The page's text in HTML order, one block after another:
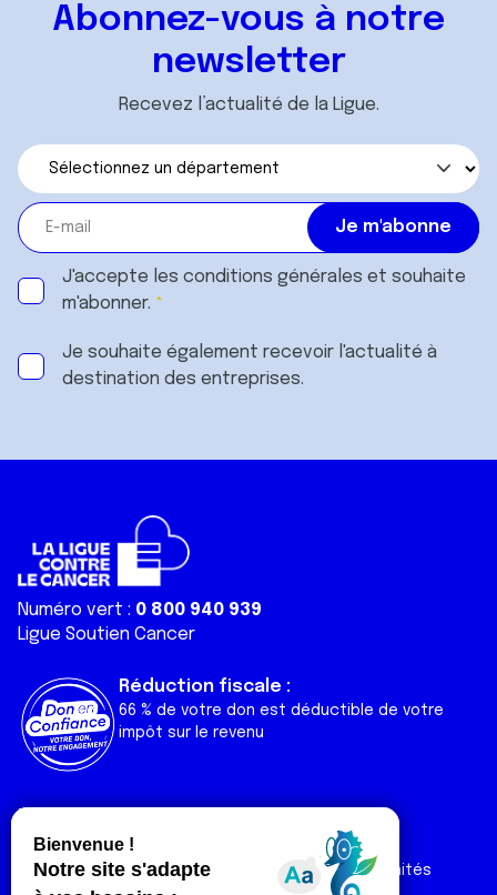
Abonnez-vous à notre
newsletter
Recevez l’actualité de la Ligue.
J'accepte les conditions générales et souhaite
m'abonner.
Je souhaite également recevoir l'actualité à
destination des entreprises.
Numéro vert : 0 800 940 939
Ligue Soutien Cancer
Réduction fiscale :
66 % de votre don est déductible de votre
impôt sur le revenu
Liens utiles
Nos actualités
Nos publications
Espace Ligue & comités